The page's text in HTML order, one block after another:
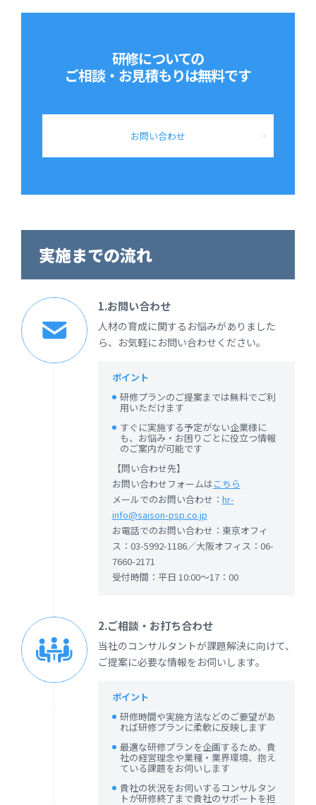
研修についての
ご相談・お見積もりは無料です
お問い合わせ
実施までの流れ
1.お問い合わせ
人材の育成に関するお悩みがありました
ら、お気軽にお問い合わせください。
ポイント
研修プランのご提案までは無料でご利
用いただけます
すぐに実施する予定がない企業様に
も、お悩み・お困りごとに役立つ情報
のご案内が可能です
【問い合わせ先】
お問い合わせフォームはこちら
メールでのお問い合わせ： hr-
info@saison-psp.co.jp
お電話でのお問い合わせ：東京オフィ
ス：03-5992-1186／大阪オフィス：06-
7660-2171
受付時間：平日 10:00～17：00
2.ご相談・お打ち合わせ
当社のコンサルタントが課題解決に向けて、
ご提案に必要な情報をお伺いします。
ポイント
研修時間や実施方法などのご要望があ
れば研修プランに柔軟に反映します
最適な研修プランを企画するため、貴
社の経営理念や業種・業界環境、抱え
ている課題をお伺いします
貴社の状況をお伺いするコンサルタン
トが研修終了まで貴社のサポートを担